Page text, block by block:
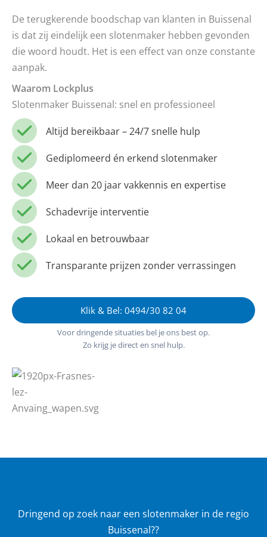
De terugkerende boodschap van klanten in Buissenal
is dat zij eindelijk een slotenmaker hebben gevonden
die woord houdt. Het is een effect van onze constante
aanpak.
Waarom Lockplus
Slotenmaker Buissenal: snel en professioneel
Altijd bereikbaar – 24/7 snelle hulp
Gediplomeerd én erkend slotenmaker
Meer dan 20 jaar vakkennis en expertise
Schadevrije interventie
Lokaal en betrouwbaar
Transparante prijzen zonder verrassingen
Klik & Bel: 0494/30 82 04
Voor dringende situaties bel je ons best op.
Zo krijg je direct en snel hulp.
Dringend op zoek naar een slotenmaker in de regio
Buissenal??